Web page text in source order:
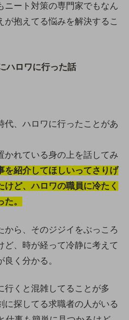
ニート対策の専門家でもなん
が抱えてる悩みを解決するこ
ハロワに行った話
代、ハロワに行ったことがあ
かれている身の上を話してみ
を紹介してほしいってさりげ
けど、ハロワの職員に冷たく
。
から、そのジジイをぶっころ
ど、時が経って冷静に考えて
く分かる。
行くと混雑してることが多
に探してる求職者の人がいる